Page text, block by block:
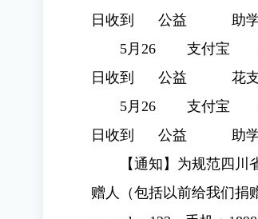
日收到
公益
助
5月26
日收到
支付宝
公益
花
5月26
日收到
支付宝
公益
助
【通知】为规范四
赠人（包括以前给我们捐